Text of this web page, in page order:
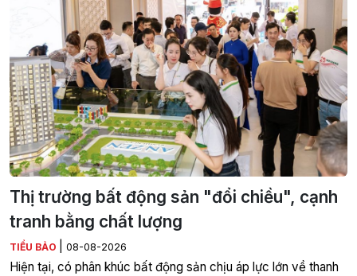
Thị trường bất động sản "đổi chiều", cạnh
tranh bằng chất lượng
TIỂU BẢO 08-08-2026
Hiện tại, có phân khúc bất động sản chịu áp lực lớn về thanh